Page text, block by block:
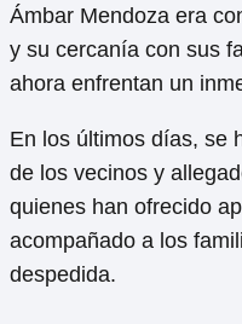
Ámbar Mendoza era
y su cercanía con sus
ahora enfrentan un
En los últimos días, se
de los vecinos y
quienes han ofrecido
acompañado a los
despedida.